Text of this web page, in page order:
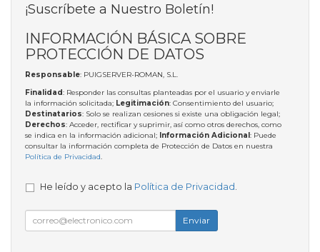
¡Suscríbete a Nuestro Boletín!
INFORMACIÓN BÁSICA SOBRE
PROTECCIÓN DE DATOS
Responsable: PUIGSERVER-ROMAN, S.L.
Finalidad: Responder las consultas planteadas por el usuario y enviarle
la información solicitada; Legitimación: Consentimiento del usuario;
Destinatarios: Solo se realizan cesiones si existe una obligación legal;
Derechos: Acceder, rectificar y suprimir, así como otros derechos, como
se indica en la información adicional; Información Adicional: Puede
consultar la información completa de Protección de Datos en nuestra
Política de Privacidad.
He leído y acepto la Política de Privacidad
Enviar